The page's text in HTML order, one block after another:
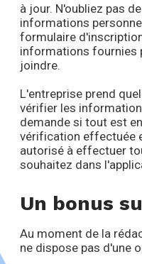
à jour. N'oubliez pas
informations
formulaire
informations fournies
joindre.
L'entreprise prend
vérifier les
demande si tout est
vérification effectuée
autorisé à effectuer
souhaitez dans
Un bonus
Au moment de la
ne dispose pas d'une